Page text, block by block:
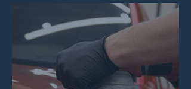
“сохраняется”